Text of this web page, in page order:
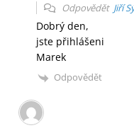
Odpovědět Jiří
Dobrý den,
jste přihlášeni
Marek
Odpovědět